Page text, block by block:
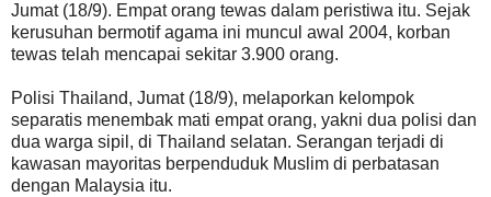
Jumat (18/9). Empat orang tewas dalam peristiwa itu. Sejak
kerusuhan bermotif agama ini muncul awal 2004, korban
tewas telah mencapai sekitar 3.900 orang.
Polisi Thailand, Jumat (18/9), melaporkan kelompok
separatis menembak mati empat orang, yakni dua polisi dan
dua warga sipil, di Thailand selatan. Serangan terjadi di
kawasan mayoritas berpenduduk Muslim di perbatasan
dengan Malaysia itu.